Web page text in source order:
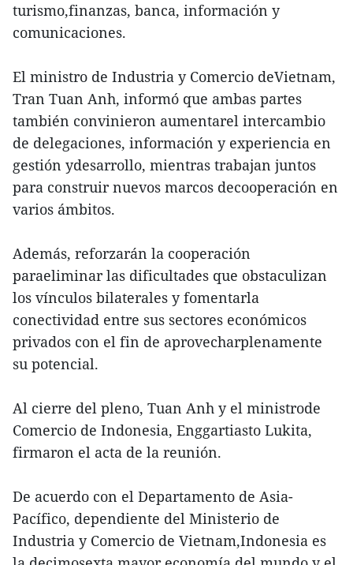
turismo,finanzas, banca, información y
comunicaciones.
El ministro de Industria y Comercio deVietnam,
Tran Tuan Anh, informó que ambas partes
también convinieron aumentarel intercambio
de delegaciones, información y experiencia en
gestión ydesarrollo, mientras trabajan juntos
para construir nuevos marcos decooperación en
varios ámbitos.
Además, reforzarán la cooperación
paraeliminar las dificultades que obstaculizan
los vínculos bilaterales y fomentarla
conectividad entre sus sectores económicos
privados con el fin de aprovecharplenamente
su potencial.
Al cierre del pleno, Tuan Anh y el ministrode
Comercio de Indonesia, Enggartiasto Lukita,
firmaron el acta de la reunión.
De acuerdo con el Departamento de Asia-
Pacífico, dependiente del Ministerio de
Industria y Comercio de Vietnam,Indonesia es